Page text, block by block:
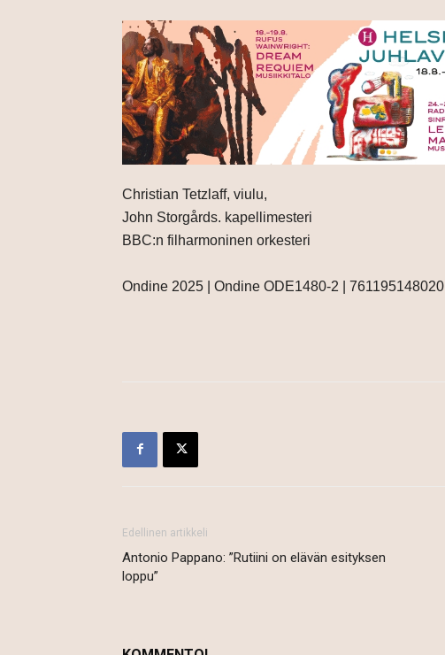
Christian Tetzlaff, viulu,
John Storgårds. kapellimesteri
BBC:n filharmoninen orkesteri
Ondine 2025 | Ondine ODE1480-2 | 761195148020
Edellinen artikkeli
Antonio Pappano: ”Rutiini on elävän esityksen
loppu”